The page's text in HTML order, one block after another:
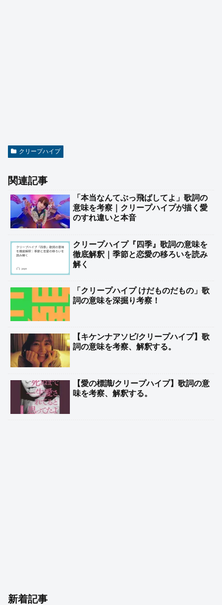
クリープハイプ
関連記事
「本当なんてぶっ飛ばしてよ」歌詞の
意味を考察｜クリープハイプが描く愛
のすれ違いと本音
クリープハイプ『四季』歌詞の意味を
徹底解釈｜季節と恋愛の移ろいを読み
解く
「クリープハイプ けだものだもの」歌
詞の意味を深掘り考察！
【キケンナアソビ/クリープハイプ】歌
詞の意味を考察、解釈する。
【愛の標識/クリープハイプ】歌詞の意
味を考察、解釈する。
新着記事